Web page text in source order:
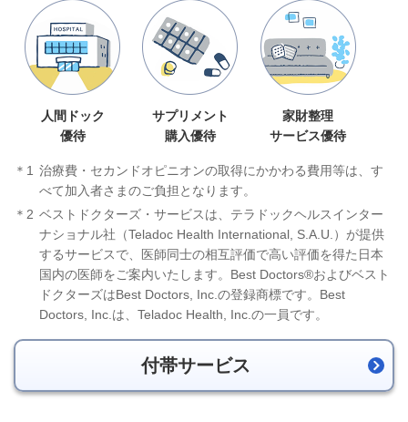
人間ドック
優待
サプリメント
購入優待
家財整理
サービス優待
＊1 治療費・セカンドオピニオンの取得にかかわる費用等は、す
べて加入者さまのご負担となります。
＊2 ベストドクターズ・サービスは、テラドックヘルスインター
ナショナル社（Teladoc Health International, S.A.U.）が提供
するサービスで、医師同士の相互評価で高い評価を得た日本
国内の医師をご案内いたします。Best Doctors®およびベスト
ドクターズはBest Doctors, Inc.の登録商標です。Best
Doctors, Inc.は、Teladoc Health, Inc.の一員です。
付帯サービス